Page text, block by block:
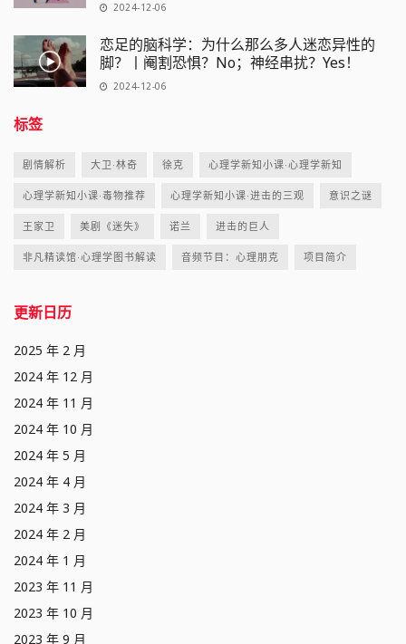
2024-12-06
恋足的脑科学：为什么那么多人迷恋异性的
脚？丨阉割恐惧？No；神经串扰？Yes！
2024-12-06
标签
剧情解析 大卫·林奇 徐克 心理学新知小课·心理学新知
心理学新知小课·毒物推荐 心理学新知小课·进击的三观 意识之谜
王家卫 美剧《迷失》 诺兰 进击的巨人
非凡精读馆·心理学图书解读 音频节目：心理朋克 项目简介
更新日历
2025 年 2 月
2024 年 12 月
2024 年 11 月
2024 年 10 月
2024 年 5 月
2024 年 4 月
2024 年 3 月
2024 年 2 月
2024 年 1 月
2023 年 11 月
2023 年 10 月
2023 年 9 月